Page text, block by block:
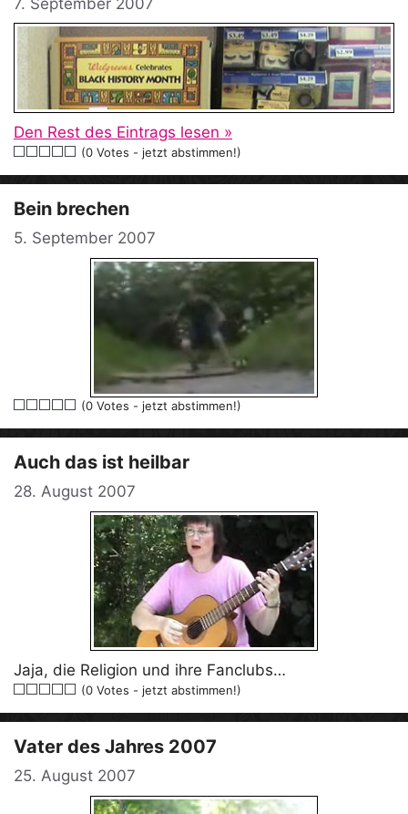
Den Rest des Eintrags lesen »
(0 Votes - jetzt abstimmen!)
Bein brechen
5. September 2007
(0 Votes - jetzt abstimmen!)
Auch das ist heilbar
28. August 2007
Jaja, die Religion und ihre Fanclubs…
(0 Votes - jetzt abstimmen!)
Vater des Jahres 2007
25. August 2007